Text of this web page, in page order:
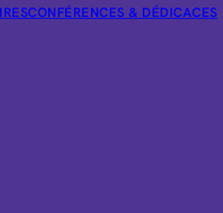
CONFÉRENCES & DÉDICACES